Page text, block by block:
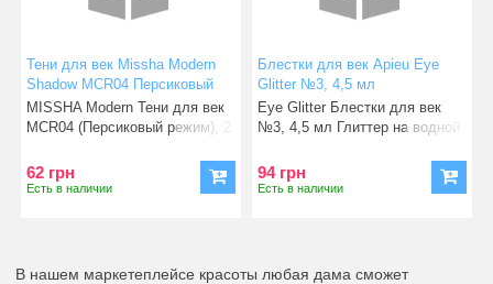
Тени для век Missha Modern
Shadow MCR04 Персиковый
режим, 2 г (8806185761574)
MISSHA Modern Тени для век
MCR04 (Персиковый режим), 2
62 грн
Есть в наличии
Блестки для век Apieu Eye
Glitter №3, 4,5 мл
(8809530039212)
Eye Glitter Блестки для век
№3, 4,5 мл Глиттер на водной
94 грн
Есть в наличии
В нашем маркетеплейсе красоты любая дама сможет